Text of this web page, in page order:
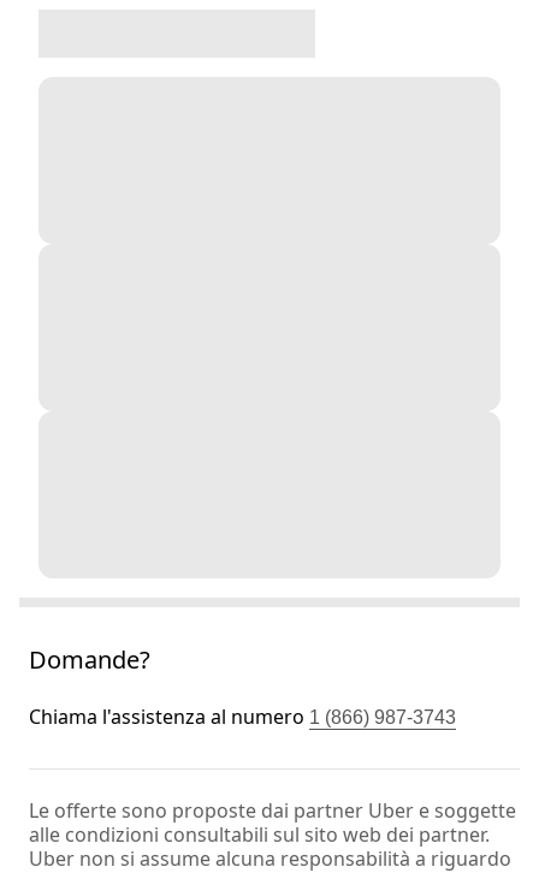
Domande?
Chiama l'assistenza al numero 1 (866) 987-3743
Le offerte sono proposte dai partner Uber e soggette
alle condizioni consultabili sul sito web dei partner.
Uber non si assume alcuna responsabilità a riguardo